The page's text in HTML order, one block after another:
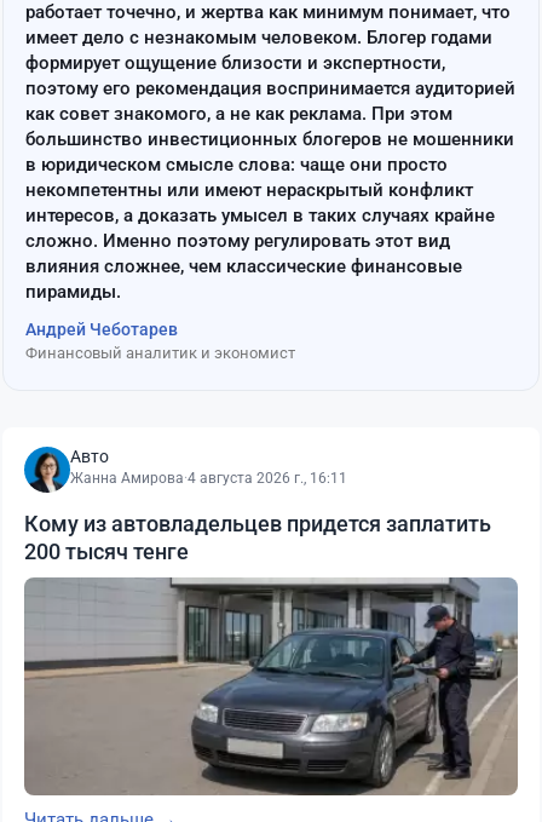
работает точечно, и жертва как минимум понимает, что
имеет дело с незнакомым человеком. Блогер годами
формирует ощущение близости и экспертности,
поэтому его рекомендация воспринимается аудиторией
как совет знакомого, а не как реклама. При этом
большинство инвестиционных блогеров не мошенники
в юридическом смысле слова: чаще они просто
некомпетентны или имеют нераскрытый конфликт
интересов, а доказать умысел в таких случаях крайне
сложно. Именно поэтому регулировать этот вид
влияния сложнее, чем классические финансовые
пирамиды.
Андрей Чеботарев
Финансовый аналитик и экономист
Авто
Жанна Амирова·4 августа 2026 г., 16:11
Кому из автовладельцев придется заплатить
200 тысяч тенге